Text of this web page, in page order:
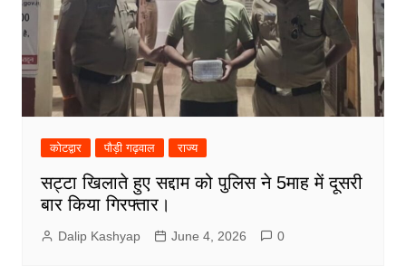
कोटद्वार पौड़ी गढ़वाल राज्य
सट्टा खिलाते हुए सद्दाम को पुलिस ने 5माह में दूसरी
बार किया गिरफ्तार।
Dalip Kashyap June 4, 2026 0